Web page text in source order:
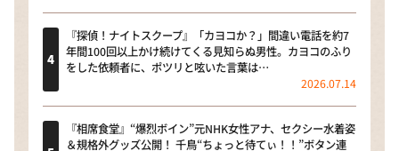
『探偵！ナイトスクープ』「カヨコか？」間違い電話を約7
年間100回以上かけ続けてくる見知らぬ男性。カヨコのふり
をした依頼者に、ポツリと呟いた言葉は…
2026.07.14
『相席食堂』“爆烈ボイン”元NHK女性アナ、セクシー水着姿
＆規格外グッズ公開！ 千鳥“ちょっと待てぃ！！”ボタン連